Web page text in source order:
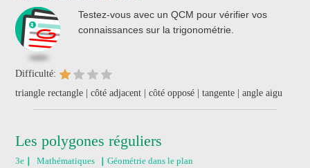
Testez-vous avec un QCM pour vérifier vos
connaissances sur la trigonométrie.
Difficulté:
triangle rectangle | côté adjacent | côté opposé | tangente | angle aigu
Les polygones réguliers
3e Mathématiques
Géométrie dans le plan